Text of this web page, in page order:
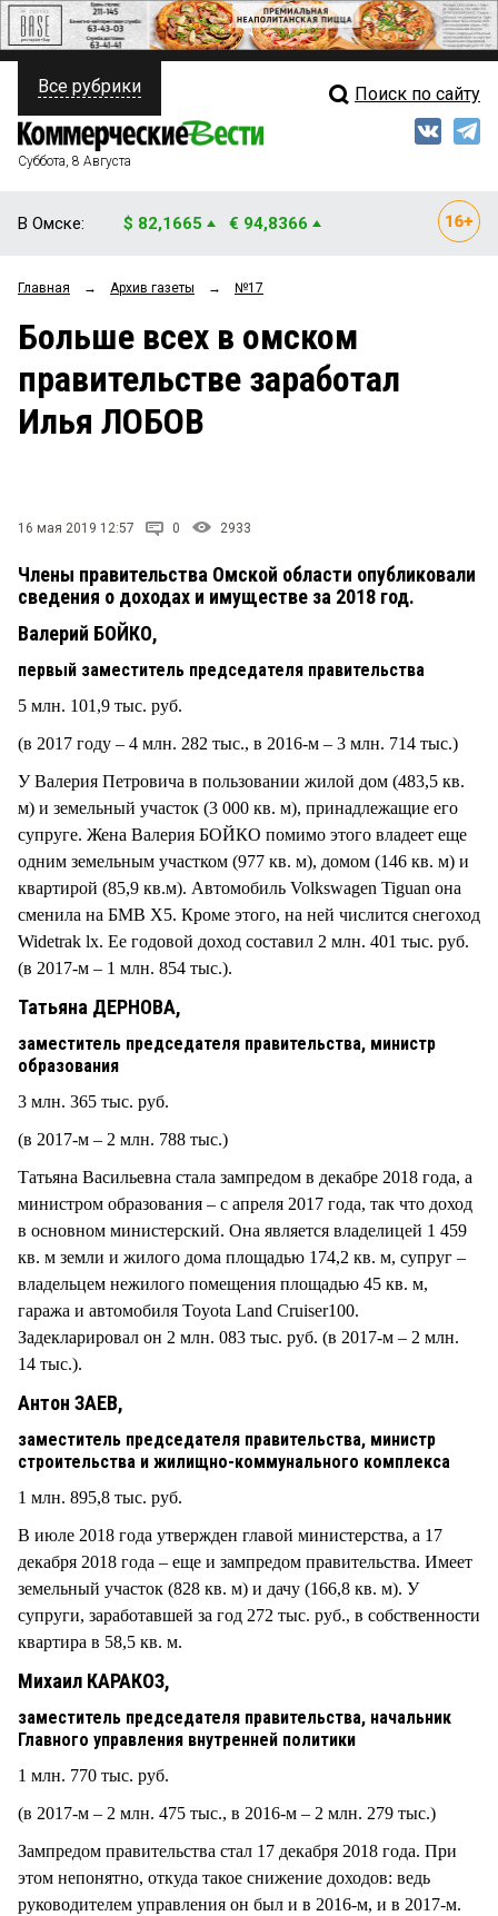
ПОЛИТИКА
ФИНАНСЫ
ОБЩЕСТВО
ЗАКОН
НОВОСТИ КОМПАНИЙ
Свежий выпуск
Рейтинги
Блоги
Все рубрики Поиск по сайту
Суббота, 8 Августа
В Омске: $ 82,1665 € 94,8366
Главная → Архив газеты → №17
Больше всех в омском
правительстве заработал
Илья ЛОБОВ
16 мая 2019 12:57 0 2933
Члены правительства Омской области опубликовали
сведения о доходах и имуществе за 2018 год.
Валерий БОЙКО,
первый заместитель председателя правительства
5 млн. 101,9 тыс. руб.
(в 2017 году – 4 млн. 282 тыс., в 2016-м – 3 млн. 714 тыс.)
У Валерия Петровича в пользовании жилой дом (483,5 кв.
м) и земельный участок (3 000 кв. м), принадлежащие его
супруге. Жена Валерия БОЙКО помимо этого владеет еще
одним земельным участком (977 кв. м), домом (146 кв. м) и
квартирой (85,9 кв.м). Автомобиль Volkswagen Tiguan она
сменила на БМВ Х5. Кроме этого, на ней числится снегоход
Widetrak lx. Ее годовой доход составил 2 млн. 401 тыс. руб.
(в 2017-м – 1 млн. 854 тыс.).
Татьяна ДЕРНОВА,
заместитель председателя правительства, министр
образования
3 млн. 365 тыс. руб.
(в 2017-м – 2 млн. 788 тыс.)
Татьяна Васильевна стала зампредом в декабре 2018 года, а
министром образования – с апреля 2017 года, так что доход
в основном министерский. Она является владелицей 1 459
кв. м земли и жилого дома площадью 174,2 кв. м, супруг –
владельцем нежилого помещения площадью 45 кв. м,
гаража и автомобиля Toyota Land Cruiser100.
Задекларировал он 2 млн. 083 тыс. руб. (в 2017-м – 2 млн.
14 тыс.).
Антон ЗАЕВ,
заместитель председателя правительства, министр
строительства и жилищно-коммунального комплекса
1 млн. 895,8 тыс. руб.
В июле 2018 года утвержден главой министерства, а 17
декабря 2018 года – еще и зампредом правительства. Имеет
земельный участок (828 кв. м) и дачу (166,8 кв. м). У
супруги, заработавшей за год 272 тыс. руб., в собственности
квартира в 58,5 кв. м.
Михаил КАРАКОЗ,
заместитель председателя правительства, начальник
Главного управления внутренней политики
1 млн. 770 тыс. руб.
(в 2017-м – 2 млн. 475 тыс., в 2016-м – 2 млн. 279 тыс.)
Зампредом правительства стал 17 декабря 2018 года. При
этом непонятно, откуда такое снижение доходов: ведь
руководителем управления он был и в 2016-м, и в 2017-м.